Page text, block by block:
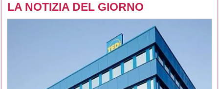
LA NOTIZIA DEL GIORNO